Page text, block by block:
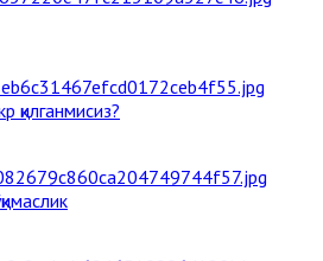
қилганмисиз?